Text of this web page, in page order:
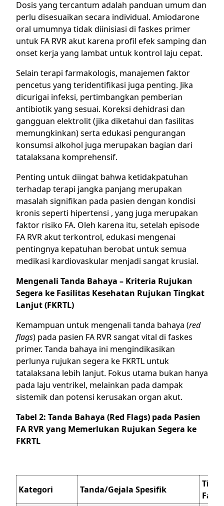
Dosis yang tercantum adalah panduan umum dan
perlu disesuaikan secara individual. Amiodarone
oral umumnya tidak diinisiasi di faskes primer
untuk FA RVR akut karena profil efek samping dan
onset kerja yang lambat untuk kontrol laju cepat.
Selain terapi farmakologis, manajemen faktor
pencetus yang teridentifikasi juga penting. Jika
dicurigai infeksi, pertimbangkan pemberian
antibiotik yang sesuai. Koreksi dehidrasi dan
gangguan elektrolit (jika diketahui dan fasilitas
memungkinkan) serta edukasi pengurangan
konsumsi alkohol juga merupakan bagian dari
tatalaksana komprehensif.
Penting untuk diingat bahwa ketidakpatuhan
terhadap terapi jangka panjang merupakan
masalah signifikan pada pasien dengan kondisi
kronis seperti hipertensi , yang juga merupakan
faktor risiko FA. Oleh karena itu, setelah episode
FA RVR akut terkontrol, edukasi mengenai
pentingnya kepatuhan berobat untuk semua
medikasi kardiovaskular menjadi sangat krusial.
Mengenali Tanda Bahaya – Kriteria Rujukan
Segera ke Fasilitas Kesehatan Rujukan Tingkat
Lanjut (FKRTL)
Kemampuan untuk mengenali tanda bahaya (red
flags) pada pasien FA RVR sangat vital di faskes
primer. Tanda bahaya ini mengindikasikan
perlunya rujukan segera ke FKRTL untuk
tatalaksana lebih lanjut. Fokus utama bukan hanya
pada laju ventrikel, melainkan pada dampak
sistemik dan potensi kerusakan organ akut.
Tabel 2: Tanda Bahaya (Red Flags) pada Pasien
FA RVR yang Memerlukan Rujukan Segera ke
FKRTL
Kategori Tanda/Gejala Spesifik